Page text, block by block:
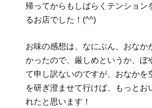
帰ってからもしばらくテンション
るお店でした！(^^)
お味の感想は、なにぶん、おなか
かったので、厳しめというか、ぼ
て申し訳ないのですが、おなかを
を研ぎ澄ませて行けば、もっとお
れたと思います！